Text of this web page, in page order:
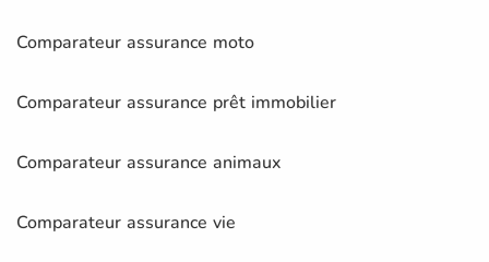
Comparateur assurance moto
Comparateur assurance prêt immobilier
Comparateur assurance animaux
Comparateur assurance vie